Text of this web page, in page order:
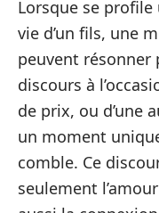
Lorsque se
vie d’un fils, une
peuvent résonner
discours à
de prix, ou d’une
un moment
comble. Ce
seulement